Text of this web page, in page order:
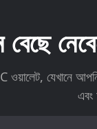
বেছে
যেখানে
এবং